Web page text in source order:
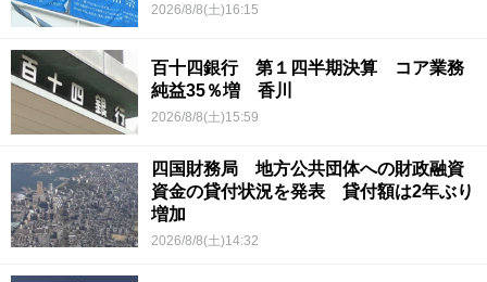
2026/8/8(土)16:15
百十四銀行 第１四半期決算 コア業務
純益35％増 香川
2026/8/8(土)15:59
四国財務局 地方公共団体への財政融資
資金の貸付状況を発表 貸付額は2年ぶり
増加
2026/8/8(土)14:32